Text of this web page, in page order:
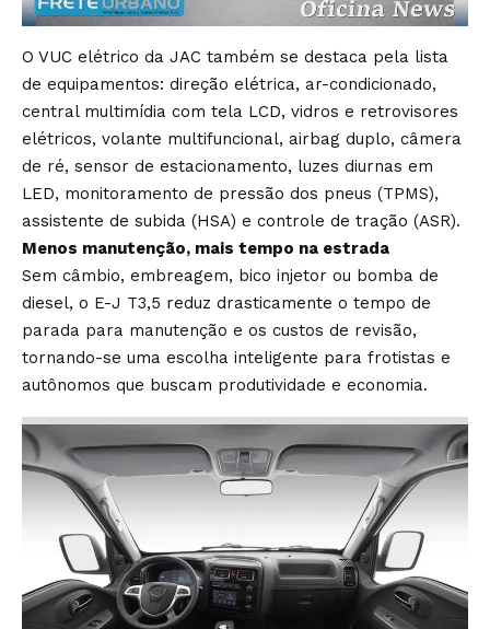
O VUC elétrico da JAC também se destaca pela lista
de equipamentos: direção elétrica, ar-condicionado,
central multimídia com tela LCD, vidros e retrovisores
elétricos, volante multifuncional, airbag duplo, câmera
de ré, sensor de estacionamento, luzes diurnas em
LED, monitoramento de pressão dos pneus (TPMS),
assistente de subida (HSA) e controle de tração (ASR).
Menos manutenção, mais tempo na estrada
Sem câmbio, embreagem, bico injetor ou bomba de
diesel, o E-J T3,5 reduz drasticamente o tempo de
parada para manutenção e os custos de revisão,
tornando-se uma escolha inteligente para frotistas e
autônomos que buscam produtividade e economia.